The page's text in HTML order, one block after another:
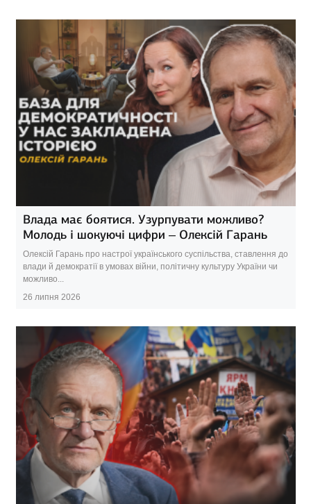
Влада має боятися. Узурпувати можливо?
Молодь і шокуючі цифри – Олексій Гарань
Олексій Гарань про настрої українського суспільства, ставлення до
влади й демократії в умовах війни, політичну культуру України чи
можливо...
26 липня 2026